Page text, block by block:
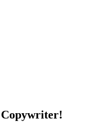
Copywriter!